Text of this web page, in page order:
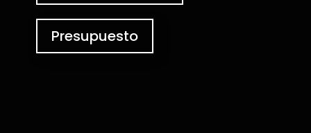
Presupuesto